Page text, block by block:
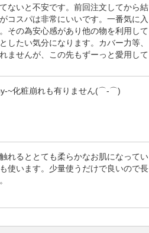
ないと不安です。前回注文してから結
コスパは非常にいいです。一番気に入
その為安心感があり他の物を利用して
したい気分になります。カバー力等、
ませんが、この先もずーっと愛用して
~化粧崩れも有りません(⌒‐⌒)
れるととても柔らかなお肌になってい
使います。少量使うだけで良いので長